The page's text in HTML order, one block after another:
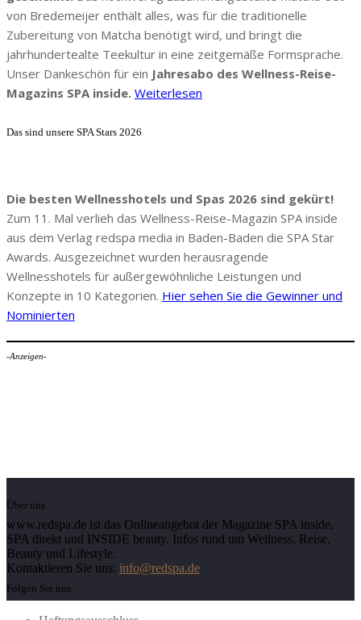
von Bredemeijer enthält alles, was für die traditionelle
Zubereitung von Matcha benötigt wird, und bringt die
jahrhundertealte Teekultur in eine zeitgemäße Formsprache.
Unser Dankeschön für ein Jahresabo des Wellness-Reise-
Magazins SPA inside. Weiterlesen
Das sind unsere SPA Stars 2026
Die besten Wellnesshotels und Spas 2026 sind gekürt!
Zum 11. Mal verlieh das Wellness-Reise-Magazin SPA inside
aus dem Verlag redspa media in Baden-Baden die SPA Star
Awards. Ausgezeichnet wurden herausragende
Wellnesshotels für außergewöhnliche Leistungen und
Konzepte in 10 Kategorien. Hier sehen Sie die Gewinner und
Nominierten
-Anzeigen-
Über uns
www.redspa.de ist das Onlineangebot der Magazine SPA inside,
SPA direkt und INSIDE beauty. Infos rund um Wellness, Reise,
Beauty und Lifestyle.
Kontaktieren Sie uns: info@redspa.de
Folgen Sie uns